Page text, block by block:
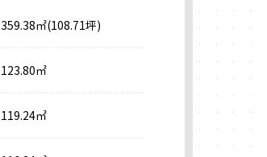
359.38㎡(108.71坪)
123.80㎡
119.24㎡